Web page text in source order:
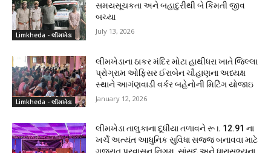
Limkheda - લીમખેડા
સમયસૂચકતા અને બહાદુરીથી બે કિંમતી જીવ
બચ્યા
July 13, 2026
Limkheda - લીમખેડા
લીમખેડાના ઠાકર મંદિર મોટા હાથીધરા ખાતે જિલ્લા
પ્રોગ્રામ ઓફિસર ઈરાબેન ચૌહાણના અધ્યક્ષ
સ્થાને આગંણવાડી વર્કર બહેનોની મિટિંગ યોજાઇ
January 12, 2026
લીમખેડા તાલુકાના દૂધીયા તળાવને રૂ।. 12.91 ના
ખર્ચે અત્યંત આધુનિક સુવિધા સજ્જ બનાવવા માટે